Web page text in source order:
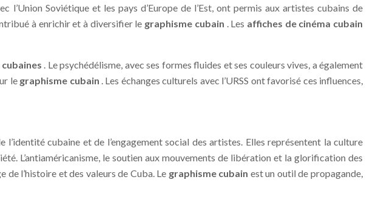
Soviétique et les pays d’Europe de l’Est, ont permis aux artistes cubains de
à enrichir et à diversifier le graphisme cubain . Les affiches de cinéma cubain
. Le psychédélisme, avec ses formes fluides et ses couleurs vives, a également
le graphisme cubain . Les échanges culturels avec l’URSS ont favorisé ces influences,
cubaine et de l’engagement social des artistes. Elles représentent la culture
L’antiaméricanisme, le soutien aux mouvements de libération et la glorification des
de l’histoire et des valeurs de Cuba. Le graphisme cubain est un outil de propagande,